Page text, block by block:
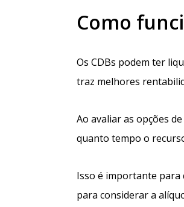
Como
Os CDBs podem ter
traz melhores
Ao avaliar as opções
quanto tempo o
Isso é importante para
para considerar a